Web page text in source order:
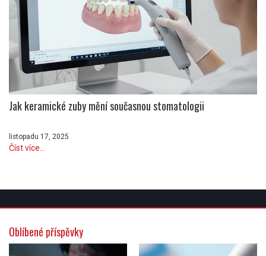
Jak keramické zuby mění současnou stomatologii
listopadu 17, 2025
Číst více...
Oblíbené příspěvky